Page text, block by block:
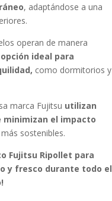
, adaptándose a una
operan de manera
ideal para
como dormitorios y
marca Fujitsu utilizan
el impacto
sostenibles.
Fujitsu Ripollet para
y fresco durante todo el